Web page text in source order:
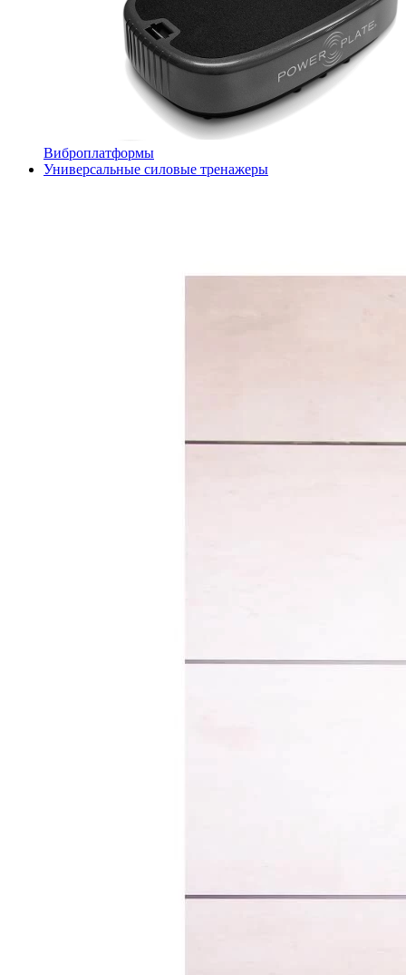
Виброплатформы
Универсальные силовые тренажеры